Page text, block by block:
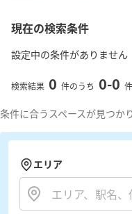
現在の検索条件
設定中の条件がありません
検索結果 0 件のうち 0-0
条件に合うスペースが見つか
エリア